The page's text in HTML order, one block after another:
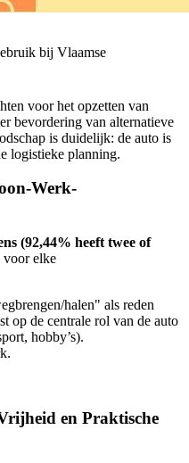
bij Vlaamse
voor het opzetten van
bevordering van alternatieve
is duidelijk: de auto is
logistieke planning.
Werk-
(92,44% heeft twee of
voor elke
halen" als reden
op de centrale rol van de auto
hobby’s).
en Praktische